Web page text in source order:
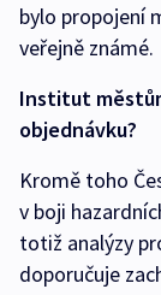
bylo propojení
veřejně známé.
Institut
objednávku?
Kromě toho
v boji
totiž analýzy
doporučuje